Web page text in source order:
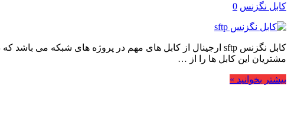
کابل نگزنس 0
مشتریان این کابل ها را از …
بیشتر بخوانید »